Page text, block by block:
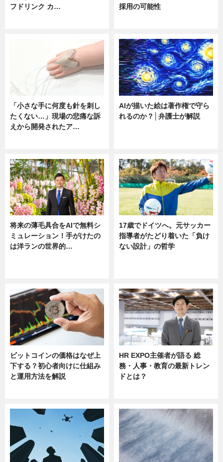
フドリンク カ…
採用の可能性
「小さな手に何度も針を刺し
たくない…」現場の悲痛な訴
えから開発されたア…
AIが描いた絵は著作権で守ら
れるのか？│弁護士が解説
将来の薄毛具合をAIで無料シ
ミュレーション！手がけたの
は洋ランの世界的…
17歳でドイツへ。元サッカー
指導者がたどり着いた「負け
ない設計」の哲学
ビットコインの価格はなぜ上
下する？初心者向けに仕組み
と運用方法を解説
HR EXPO主催者が語る 総
務・人事・教育の最新トレン
ドとは？